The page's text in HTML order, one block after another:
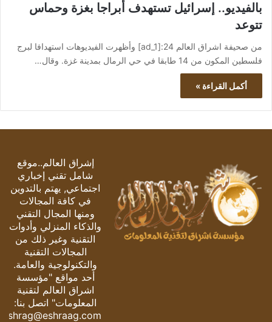
بالفيديو.. إسرائيل تستهدف أبراجا بغزة وحماس
تتوعد
من صحيفة اشراق العالم 24:[ad_1] وأظهرت الفيديوهات استهدافا لبرج
فلسطين المكون من 14 طابقا في حي الرمال بمدينة غزة. وقال…
أكمل القراءة »
إشراق العالم..موقع
شامل تقني إخباري
اجتماعي, يهتم بالتدوين
في كافة المجالات
ومنها المجال التقني
والذكاء المنزلي وأدوات
التقنية وغير ذلك من
المجالات التقنية
والتكنولوجية والعامة.
أحد مواقع "مؤسسة
اشراق العالم لتقنية
المعلومات" اتصل بنا:
eshrag@eshraag.com